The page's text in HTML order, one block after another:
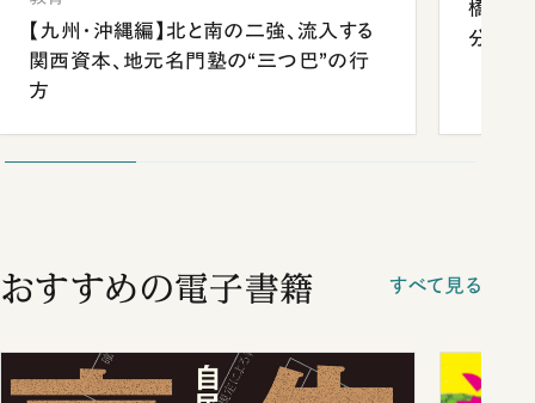
【九州・沖縄編】北と南の二強、流入する
関西資本、地元名門塾の“三つ巴”の行
方
橋本愛
分 佐
おすすめの電子書籍 すべて見る